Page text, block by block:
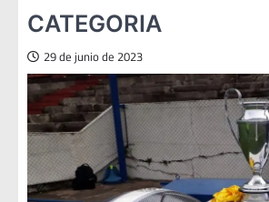
CATEGORIA
29 de junio de 2023